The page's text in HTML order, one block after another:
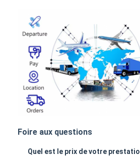
Foire aux questions
Quel est le prix de votre